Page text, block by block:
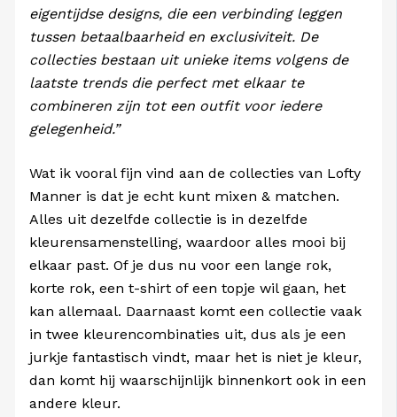
eigentijdse designs, die een verbinding leggen
tussen betaalbaarheid en exclusiviteit. De
collecties bestaan uit unieke items volgens de
laatste trends die perfect met elkaar te
combineren zijn tot een outfit voor iedere
gelegenheid.”
Wat ik vooral fijn vind aan de collecties van Lofty
Manner is dat je echt kunt mixen & matchen.
Alles uit dezelfde collectie is in dezelfde
kleurensamenstelling, waardoor alles mooi bij
elkaar past. Of je dus nu voor een lange rok,
korte rok, een t-shirt of een topje wil gaan, het
kan allemaal. Daarnaast komt een collectie vaak
in twee kleurencombinaties uit, dus als je een
jurkje fantastisch vindt, maar het is niet je kleur,
dan komt hij waarschijnlijk binnenkort ook in een
andere kleur.